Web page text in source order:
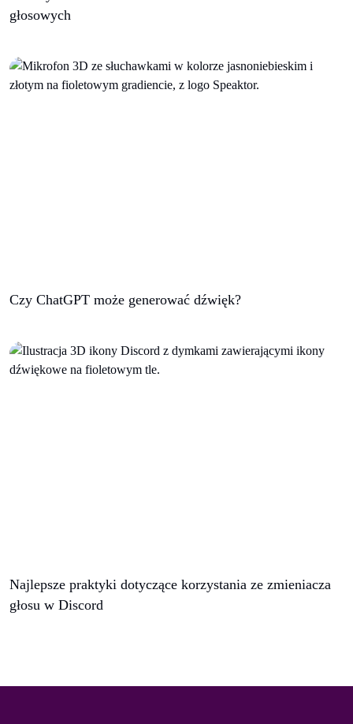
głosowych
Czy ChatGPT może generować dźwięk?
Najlepsze praktyki dotyczące korzystania ze zmieniacza
głosu w Discord